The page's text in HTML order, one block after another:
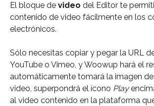
El bloque de video del Editor te
contenido de video fácilmente en los
electrónicos.
Sólo necesitas copiar y pegar la URL
YouTube o Vimeo, y Woowup hará el
automáticamente tomará la imagen
video, superpondrá el ícono Play
al video contenido en la plataforma